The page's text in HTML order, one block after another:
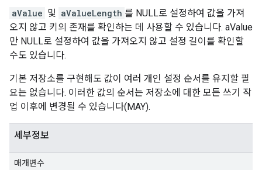
aValue 및 aValueLength 를 NULL로 설정하여 값을 가져
오지 않고 키의 존재를 확인하는 데 사용할 수 있습니다. aValue
만 NULL로 설정하여 값을 가져오지 않고 설정 길이를 확인할
수도 있습니다.
기본 저장소를 구현해도 값이 여러 개인 설정 순서를 유지할 필
요는 없습니다. 이러한 값의 순서는 저장소에 대한 모든 쓰기 작
업 이후에 변경될 수 있습니다(MAY).
세부정보
매개변수